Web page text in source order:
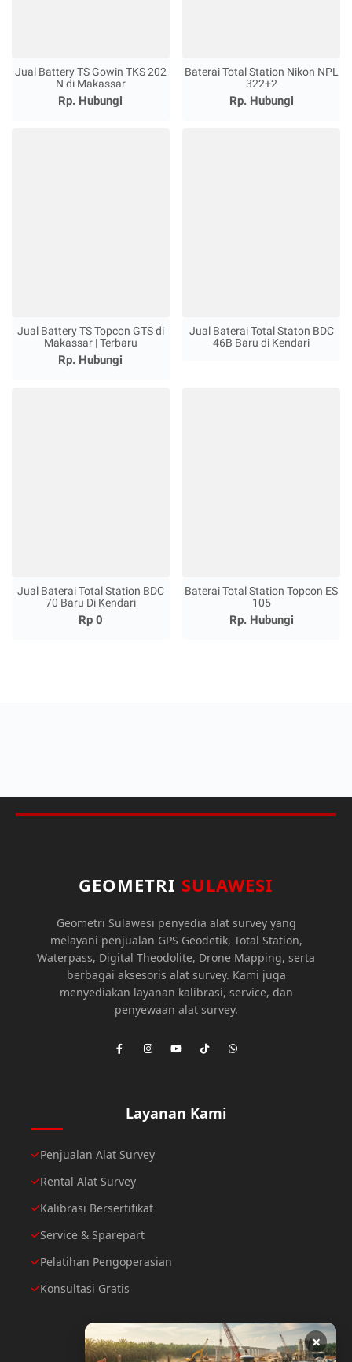
Jual Battery TS Gowin TKS 202
N di Makassar
Rp. Hubungi
Baterai Total Station Nikon NPL
322+2
Rp. Hubungi
Jual Battery TS Topcon GTS di
Makassar | Terbaru
Rp. Hubungi
Jual Baterai Total Staton BDC
46B Baru di Kendari
Jual Baterai Total Station BDC
70 Baru Di Kendari
Rp 0
Baterai Total Station Topcon ES
105
Rp. Hubungi
×
GEOMETRI SULAWESI
Geometri Sulawesi penyedia alat survey yang
melayani penjualan GPS Geodetik, Total Station,
Waterpass, Digital Theodolite, Drone Mapping, serta
berbagai aksesoris alat survey. Kami juga
menyediakan layanan kalibrasi, service, dan
penyewaan alat survey.
Layanan Kami
Penjualan Alat Survey
Rental Alat Survey
Kalibrasi Bersertifikat
Service & Sparepart
Pelatihan Pengoperasian
Konsultasi Gratis
Hubungi Kami